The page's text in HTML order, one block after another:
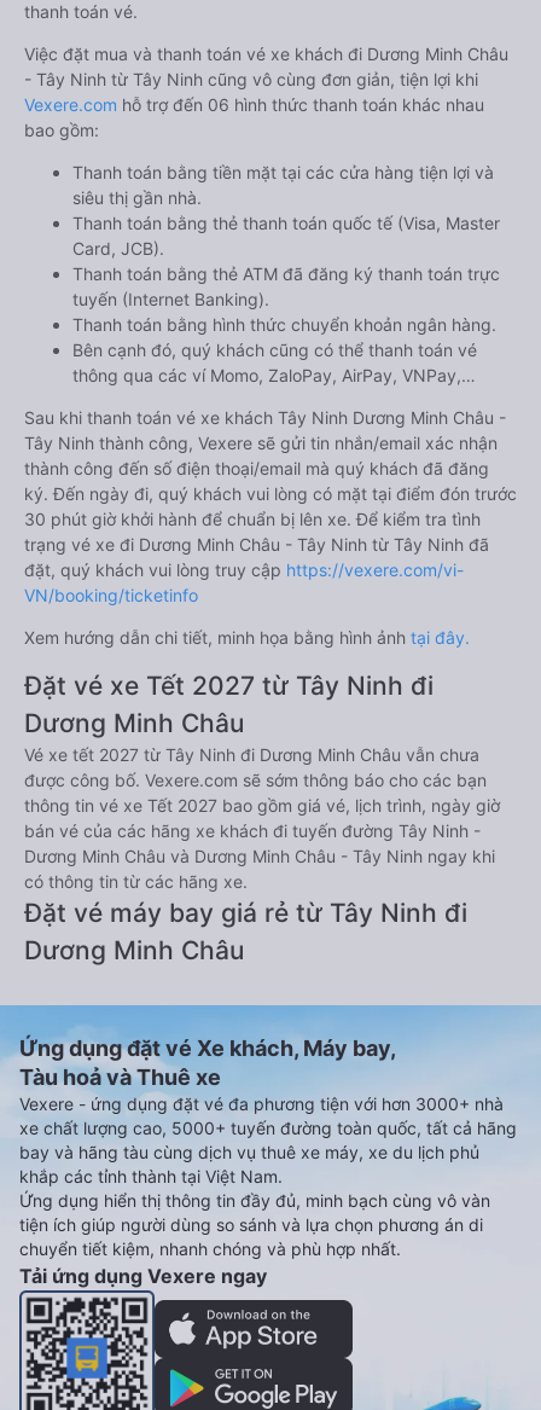
thanh toán vé.
Việc đặt mua và thanh toán vé xe khách đi Dương Minh Châu
- Tây Ninh từ Tây Ninh cũng vô cùng đơn giản, tiện lợi khi
Vexere.com hỗ trợ đến 06 hình thức thanh toán khác nhau
bao gồm:
Thanh toán bằng tiền mặt tại các cửa hàng tiện lợi và
siêu thị gần nhà.
Thanh toán bằng thẻ thanh toán quốc tế (Visa, Master
Card, JCB).
Thanh toán bằng thẻ ATM đã đăng ký thanh toán trực
tuyến (Internet Banking).
Thanh toán bằng hình thức chuyển khoản ngân hàng.
Bên cạnh đó, quý khách cũng có thể thanh toán vé
thông qua các ví Momo, ZaloPay, AirPay, VNPay,…
Sau khi thanh toán vé xe khách Tây Ninh Dương Minh Châu -
Tây Ninh thành công, Vexere sẽ gửi tin nhắn/email xác nhận
thành công đến số điện thoại/email mà quý khách đã đăng
ký. Đến ngày đi, quý khách vui lòng có mặt tại điểm đón trước
30 phút giờ khởi hành để chuẩn bị lên xe. Để kiểm tra tình
trạng vé xe đi Dương Minh Châu - Tây Ninh từ Tây Ninh đã
đặt, quý khách vui lòng truy cập https://vexere.com/vi-
VN/booking/ticketinfo
Xem hướng dẫn chi tiết, minh họa bằng hình ảnh tại đây.
Đặt vé xe Tết 2027 từ Tây Ninh đi
Dương Minh Châu
Vé xe tết 2027 từ Tây Ninh đi Dương Minh Châu vẫn chưa
được công bố. Vexere.com sẽ sớm thông báo cho các bạn
thông tin vé xe Tết 2027 bao gồm giá vé, lịch trình, ngày giờ
bán vé của các hãng xe khách đi tuyến đường Tây Ninh -
Dương Minh Châu và Dương Minh Châu - Tây Ninh ngay khi
có thông tin từ các hãng xe.
Đặt vé máy bay giá rẻ từ Tây Ninh đi
Dương Minh Châu
Ứng dụng đặt vé Xe khách, Máy bay,
Tàu hoả và Thuê xe
Vexere - ứng dụng đặt vé đa phương tiện với hơn 3000+ nhà
xe chất lượng cao, 5000+ tuyến đường toàn quốc, tất cả hãng
bay và hãng tàu cùng dịch vụ thuê xe máy, xe du lịch phủ
khắp các tỉnh thành tại Việt Nam.
Ứng dụng hiển thị thông tin đầy đủ, minh bạch cùng vô vàn
tiện ích giúp người dùng so sánh và lựa chọn phương án di
chuyển tiết kiệm, nhanh chóng và phù hợp nhất.
Tải ứng dụng Vexere ngay